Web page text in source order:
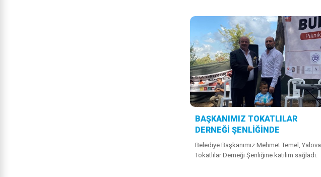
BAŞKANIMIZ TOKATLILAR
DERNEĞİ ŞENLİĞİNDE
Belediye Başkanımız Mehmet Temel, Yalova
Tokatlılar Derneği Şenliğine katılım sağladı.